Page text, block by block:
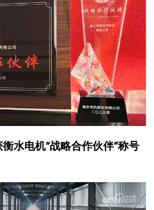
衡水电机“战略合作伙伴”称号